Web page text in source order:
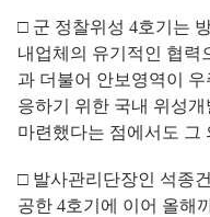
□ 군 정찰위성 4호기는
내업체의 유기적인 협력
과 더불어 안보영역이
응하기 위한 국내 위성
마련했다는 점에서도 그
□ 발사관리단장인 석종
공한 4호기에 이어 올해